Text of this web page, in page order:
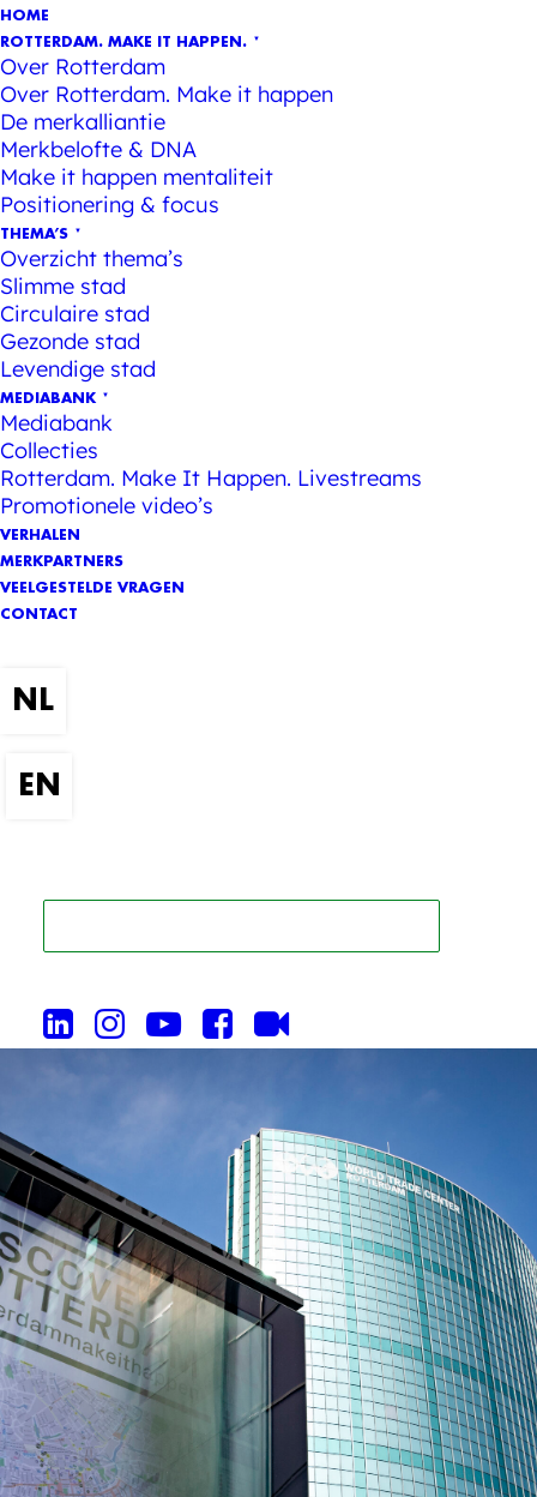
HOME
ROTTERDAM. MAKE IT HAPPEN.
Over Rotterdam
Over Rotterdam. Make it happen
De merkalliantie
Merkbelofte & DNA
Make it happen mentaliteit
Positionering & focus
THEMA’S
Overzicht thema’s
Slimme stad
Circulaire stad
Gezonde stad
Levendige stad
MEDIABANK
Mediabank
Collecties
Rotterdam. Make It Happen. Livestreams
Promotionele video’s
VERHALEN
MERKPARTNERS
VEELGESTELDE VRAGEN
CONTACT